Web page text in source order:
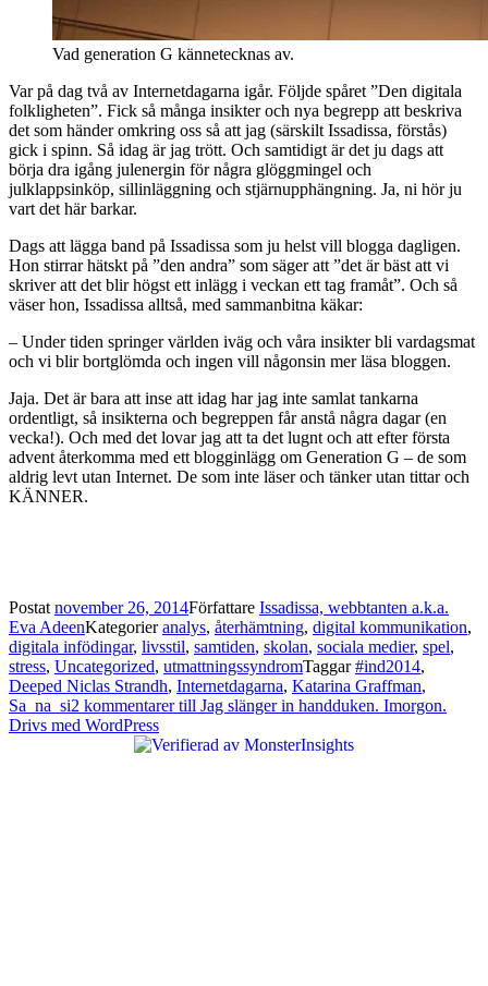
Vad generation G kännetecknas av.
Var på dag två av Internetdagarna igår. Följde spåret ”Den digitala
folkligheten”. Fick så många insikter och nya begrepp att beskriva
det som händer omkring oss så att jag (särskilt Issadissa, förstås)
gick i spinn. Så idag är jag trött. Och samtidigt är det ju dags att
börja dra igång julenergin för några glöggmingel och
julklappsinköp, sillinläggning och stjärnupphängning. Ja, ni hör ju
vart det här barkar.
Dags att lägga band på Issadissa som ju helst vill blogga dagligen.
Hon stirrar hätskt på ”den andra” som säger att ”det är bäst att vi
skriver att det blir högst ett inlägg i veckan ett tag framåt”. Och så
väser hon, Issadissa alltså, med sammanbitna käkar:
– Under tiden springer världen iväg och våra insikter bli vardagsmat
och vi blir bortglömda och ingen vill någonsin mer läsa bloggen.
Jaja. Det är bara att inse att idag har jag inte samlat tankarna
ordentligt, så insikterna och begreppen får anstå några dagar (en
vecka!). Och med det lovar jag att ta det lugnt och att efter första
advent återkomma med ett blogginlägg om Generation G – de som
aldrig levt utan Internet. De som inte läser och tänker utan tittar och
KÄNNER.
Postat november 26, 2014Författare Issadissa, webbtanten a.k.a.
Eva AdeenKategorieranalys, återhämtning, digital kommunikation,
digitala infödingar, livsstil, samtiden, skolan, sociala medier, spel,
stress, Uncategorized, utmattningssyndromTaggar#ind2014,
Deeped Niclas Strandh, Internetdagarna, Katarina Graffman,
Sa_na_si2 kommentarertill Jag slänger in handduken. Imorgon.
Drivs med WordPress